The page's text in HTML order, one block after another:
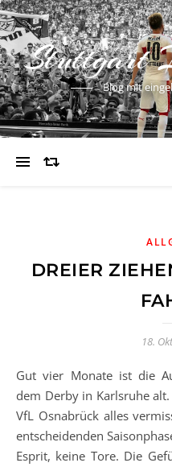
Stuttgart
Blog mit
DREIER
18.
Gut vier Monate ist die Aussage des Sportdirektors vor
dem Derby in Karlsruhe
VfL Osnabrück alles
entscheidenden
Esprit, keine Tore. Die